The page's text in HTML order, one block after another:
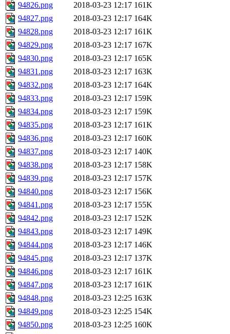
94826.png
2018-03-23 12:17 161K
94827.png
2018-03-23 12:17 164K
94828.png
2018-03-23 12:17 161K
94829.png
2018-03-23 12:17 167K
94830.png
2018-03-23 12:17 165K
94831.png
2018-03-23 12:17 163K
94832.png
2018-03-23 12:17 164K
94833.png
2018-03-23 12:17 159K
94834.png
2018-03-23 12:17 159K
94835.png
2018-03-23 12:17 161K
94836.png
2018-03-23 12:17 160K
94837.png
2018-03-23 12:17 140K
94838.png
2018-03-23 12:17 158K
94839.png
2018-03-23 12:17 157K
94840.png
2018-03-23 12:17 156K
94841.png
2018-03-23 12:17 155K
94842.png
2018-03-23 12:17 152K
94843.png
2018-03-23 12:17 149K
94844.png
2018-03-23 12:17 146K
94845.png
2018-03-23 12:17 137K
94846.png
2018-03-23 12:17 161K
94847.png
2018-03-23 12:17 161K
94848.png
2018-03-23 12:25 163K
94849.png
2018-03-23 12:25 154K
94850.png
2018-03-23 12:25 160K